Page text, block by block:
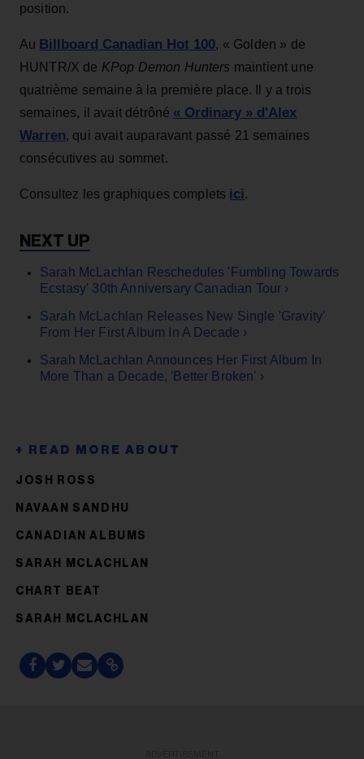
position.
Au Billboard Canadian Hot 100, « Golden » de
HUNTR/X de KPop Demon Hunters maintient une
quatrième semaine à la première place. Il y a trois
semaines, il avait détrôné « Ordinary » d'Alex
Warren, qui avait auparavant passé 21 semaines
consécutives au sommet.
Consultez les graphiques complets ici.
Sarah McLachlan Reschedules 'Fumbling Towards
Ecstasy' 30th Anniversary Canadian Tour ›
Sarah McLachlan Releases New Single 'Gravity'
From Her First Album In A Decade ›
Sarah McLachlan Announces Her First Album In
More Than a Decade, 'Better Broken' ›
JOSH ROSS
NAVAAN SANDHU
CANADIAN ALBUMS
SARAH MCLACHLAN
CHART BEAT
SARAH MCLACHLAN